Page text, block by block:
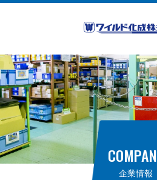
企業情報